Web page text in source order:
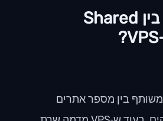
מהו ההבדל בין Shared
Shared Hosting משותף בין מספר אתרים